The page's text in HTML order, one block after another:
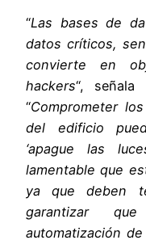
“Las bases de
datos críticos,
convierte en
hackers“, señala
“Comprometer
del edificio
‘apague las
lamentable que
ya que deben
garantizar
automatización